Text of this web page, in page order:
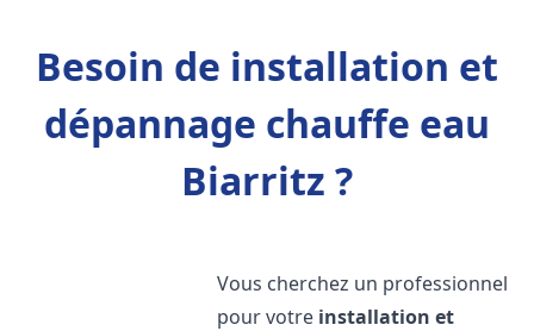
Besoin de installation et
dépannage chauffe eau
Biarritz ?
Vous cherchez un professionnel
pour votre installation et